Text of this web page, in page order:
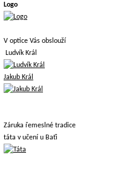
Logo
V optice Vás obslouží
Ludvík Král
Jakub Král
Záruka řemeslné tradice
táta v učení u Baťi